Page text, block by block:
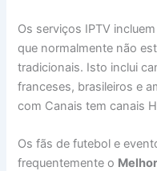
Os serviços IPTV
que normalmente não
tradicionais. Isto inclui
franceses, brasileiros e
com Canais tem canais
Os fãs de futebol e
frequentemente o